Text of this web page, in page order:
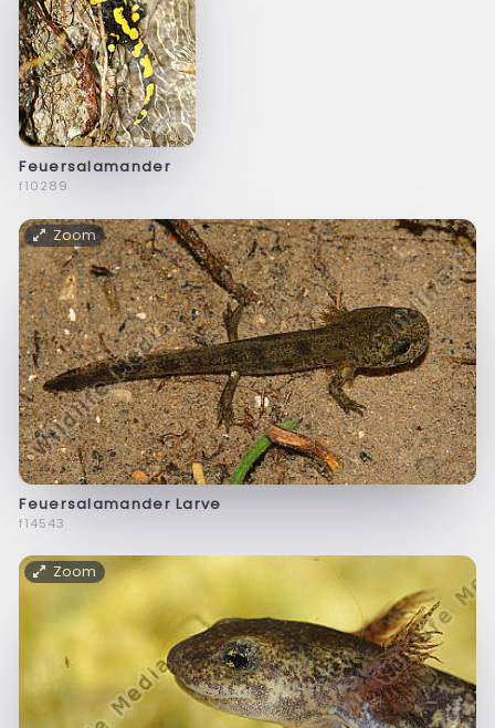
Feuersalamander
f10289
Zoom
Feuersalamander Larve
f14543
Zoom